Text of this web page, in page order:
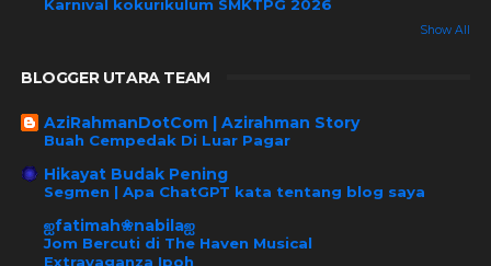
Karnival kokurikulum SMKTPG 2026
Show All
BLOGGER UTARA TEAM
AziRahmanDotCom | Azirahman Story
Buah Cempedak Di Luar Pagar
Hikayat Budak Pening
Segmen | Apa ChatGPT kata tentang blog saya
ஐfatimah❀nabilaஐ
Jom Bercuti di The Haven Musical
Extravaganza Ipoh